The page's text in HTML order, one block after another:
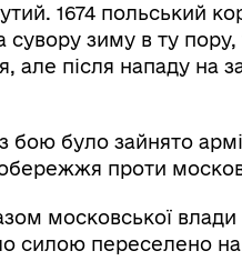
1674 польський
зиму в ту
але після нападу на
бою було зайнято
проти
московської
силою переселено